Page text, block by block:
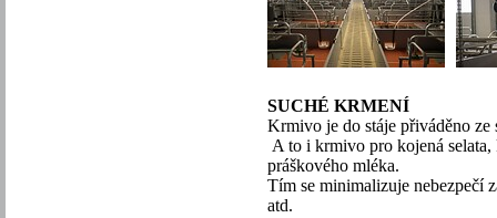
SUCHÉ KRMENÍ
Krmivo je do stáje přiváděno ze
A to i krmivo pro kojená
práškového mléka.
Tím se minimalizuje nebezpečí
atd.